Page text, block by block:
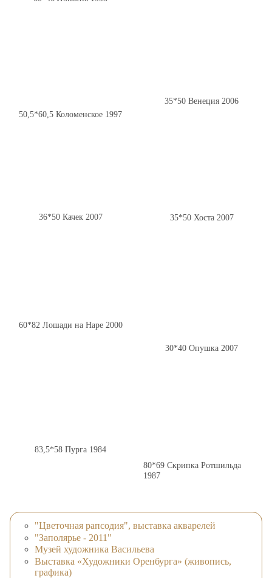
50,5*60,5 Коломенское 1997
35*50 Венеция 2006
36*50 Качек 2007 35*50 Хоста 2007
60*82 Лошади на Наре 2000
30*40 Опушка 2007
83,5*58 Пурга 1984
80*69 Скрипка Ротшильда
1987
"Цветочная рапсодия", выставка акварелей
"Заполярье - 2011"
Музей художника Васильева
Выставка «Художники Оренбурга» (живопись,
графика)